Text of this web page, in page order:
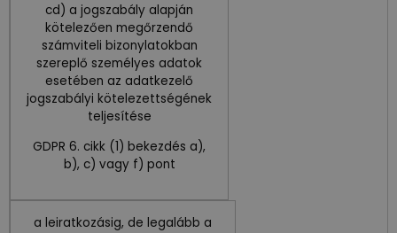
cd) a jogszabály alapján
kötelezően megőrzendő
számviteli bizonylatokban
szereplő személyes adatok
esetében az adatkezelő
jogszabályi kötelezettségének
teljesítése
GDPR 6. cikk (1) bekezdés a),
b), c) vagy f) pont
a leiratkozásig, de legalább a